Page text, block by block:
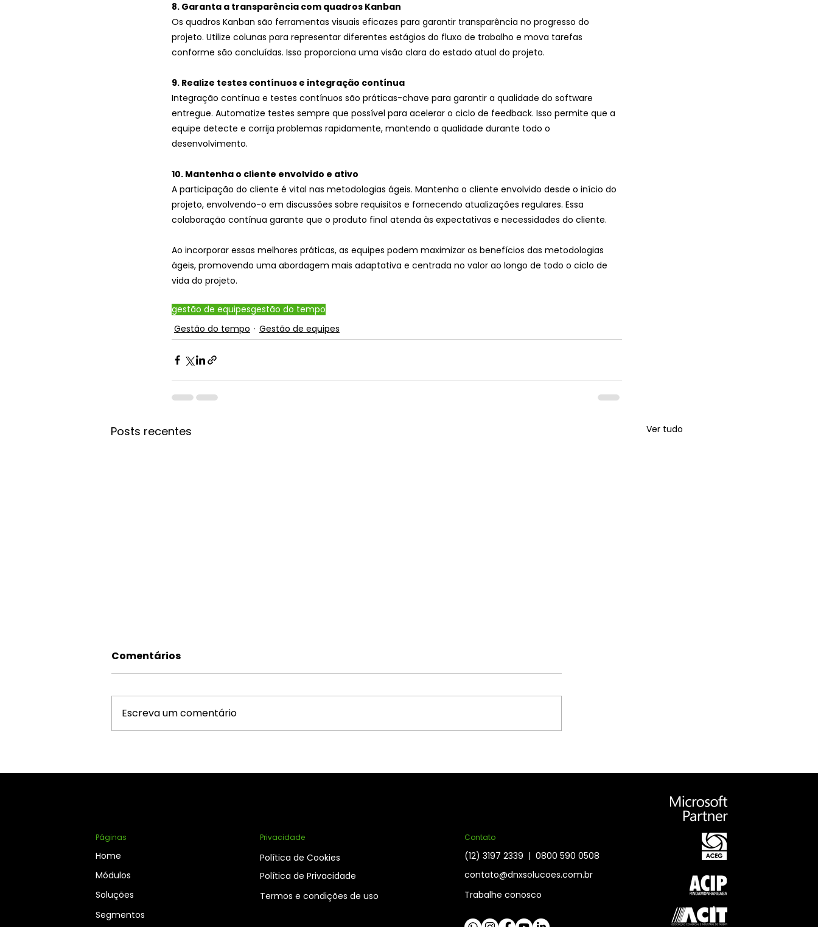
8. Garanta a transparência com quadros Kanban
Os quadros Kanban são ferramentas visuais eficazes para garantir transparência no progresso do
projeto. Utilize colunas para representar diferentes estágios do fluxo de trabalho e mova tarefas
conforme são concluídas. Isso proporciona uma visão clara do estado atual do projeto.
9. Realize testes contínuos e integração contínua
Integração contínua e testes contínuos são práticas-chave para garantir a qualidade do software
entregue. Automatize testes sempre que possível para acelerar o ciclo de feedback. Isso permite que a
equipe detecte e corrija problemas rapidamente, mantendo a qualidade durante todo o
desenvolvimento.
10. Mantenha o cliente envolvido e ativo
A participação do cliente é vital nas metodologias ágeis. Mantenha o cliente envolvido desde o início do
projeto, envolvendo-o em discussões sobre requisitos e fornecendo atualizações regulares. Essa
colaboração contínua garante que o produto final atenda às expectativas e necessidades do cliente.
Ao incorporar essas melhores práticas, as equipes podem maximizar os benefícios das metodologias
ágeis, promovendo uma abordagem mais adaptativa e centrada no valor ao longo de todo o ciclo de
vida do projeto.
gestão de equipesgestão do tempo
Gestão do tempo
Gestão de equipes
Posts recentes Ver tudo
Comentários
Escreva um comentário
Páginas
Home
Módulos
Soluções
Segmentos
Privacidade
Política de Cookies
Política de Privacidade
Termos e condições de uso
Contato
(12) 3197 2339 | 0800 590 0508
contato@dnxsolucoes.com.br
Trabalhe conosco